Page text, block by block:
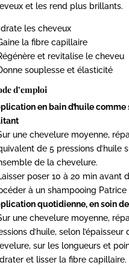
et les rend plus brillants.
les cheveux
la fibre capillaire
et revitalise le cheveu
souplesse et élasticité
d’emploi
en bain d’huile comme
une chevelure moyenne,
de 5 pressions d’huile
de la chevelure.
poser 10 à 20 min avant
à un shampooing Patrice
quotidienne, en soin
une chevelure moyenne,
d’huile, selon l’épaisseur
sur les longueurs et
et lisser la fibre capillaire.